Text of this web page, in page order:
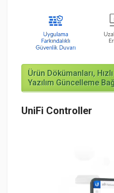
Ürün Dökümanları,
Yazılım Güncelleme
UniFi Controller